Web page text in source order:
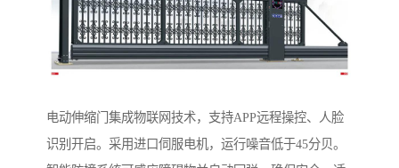
电动伸缩门集成物联网技术，支持APP远程操控、人脸
识别开启。采用进口伺服电机，运行噪音低于45分贝。